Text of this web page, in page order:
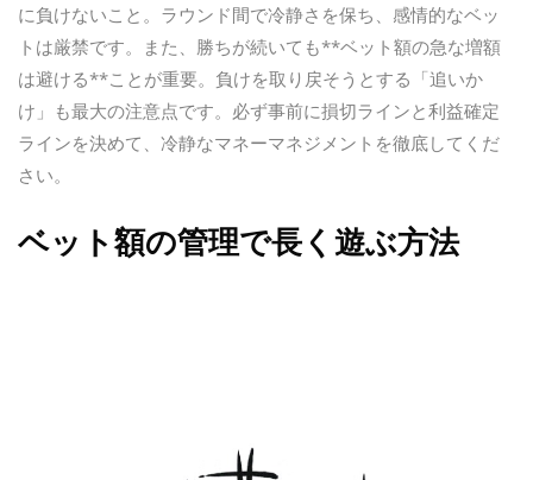
に負けないこと。ラウンド間で冷静さを保ち、感情的なベッ
トは厳禁です。また、勝ちが続いても**ベット額の急な増額
は避ける**ことが重要。負けを取り戻そうとする「追いか
け」も最大の注意点です。必ず事前に損切ラインと利益確定
ラインを決めて、冷静なマネーマネジメントを徹底してくだ
さい。
ベット額の管理で長く遊ぶ方法